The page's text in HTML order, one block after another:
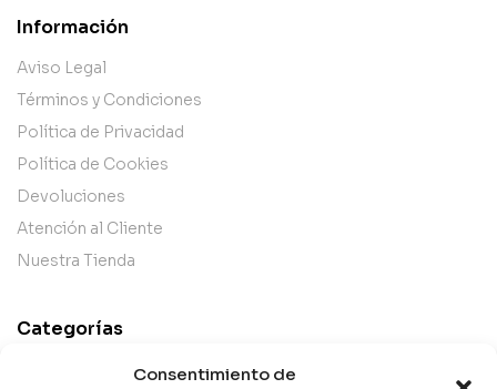
Consentimiento de
Información
Aviso Legal
Términos y Condiciones
Política de Privacidad
Política de Cookies
Devoluciones
Atención al Cliente
Nuestra Tienda
Categorías